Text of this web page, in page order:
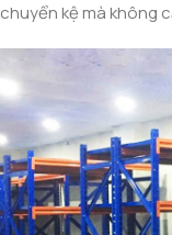
chuyển kệ mà không